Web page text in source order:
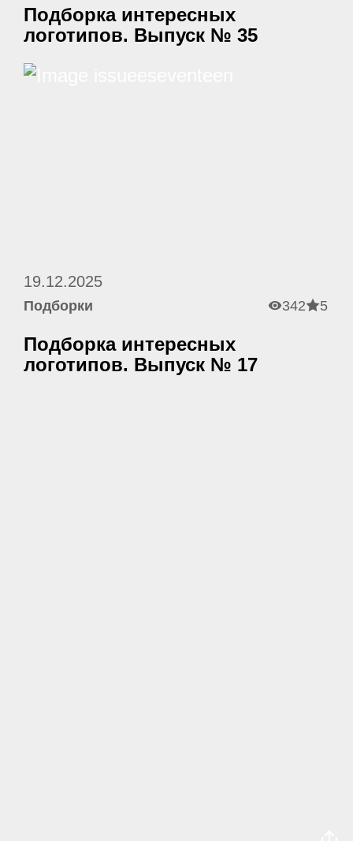
Подборка интересных
логотипов. Выпуск № 35
19.12.2025
Подборки 342 5
Подборка интересных
логотипов. Выпуск № 17